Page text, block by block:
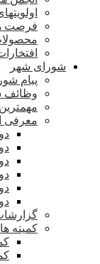
فرصت
شورای شهر
پیام
وظائف
معرفی
کمیته ها